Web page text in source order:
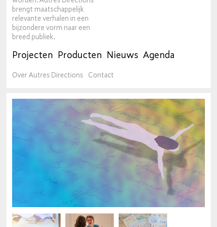
brengt maatschappelijk
relevante verhalen in een
bijzondere vorm naar een
breed publiek.
Projecten Producten Nieuws Agenda
Over Autres Directions Contact